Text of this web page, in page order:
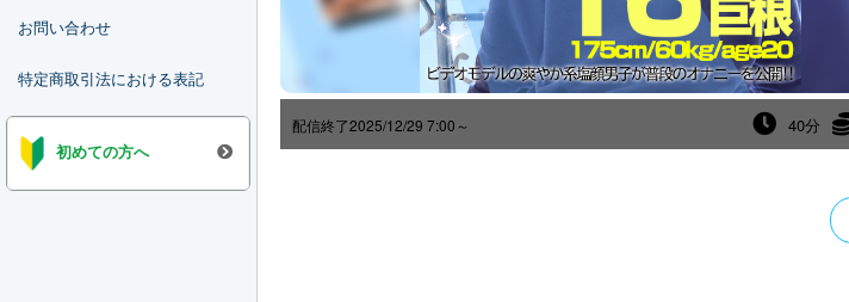
お問い合わせ
特定商取引法における表記
初めての方へ
配信終了2025/12/29 7:00～ 40分